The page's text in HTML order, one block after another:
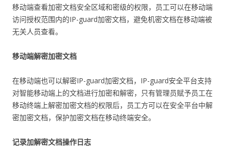
移动端查看加密文档安全区域和密级的权限，员工可以在移动端
访问授权范围内的IP-guard加密文档，避免机密文档在移动端被
无关人员查看。
移动端解密加密文档
在移动端也可以解密IP-guard加密文档，IP-guard安全平台支持
对智能移动端上的文档进行加密和解密，只有管理员赋予员工在
移动终端上解密加密文档的权限后，员工方可以在安全平台中解
密加密文档，保护加密文档在移动终端安全。
记录加解密文档操作日志